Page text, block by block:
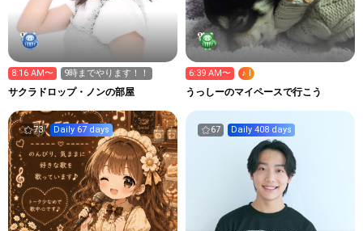
8:16 AM〜 9時までやります！！
サクラドロップ・ノンの部屋
6:39 AM〜 ♪ I
うっしーのマイペースで行こう
73 Daily 67 days 67 Daily 408 days